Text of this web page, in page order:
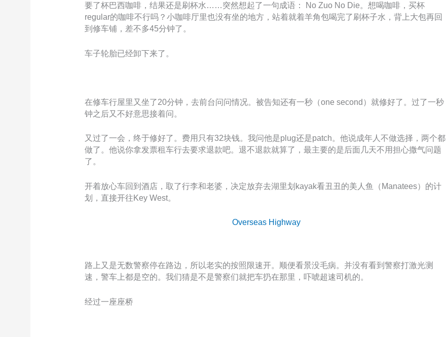
要了杯巴西咖啡，结果还是刷杯水……突然想起了一句成语： No Zuo No Die。想喝咖啡，买杯
regular的咖啡不行吗？小咖啡厅里也没有坐的地方，站着就着羊角包喝完了刷杯子水，背上大包再回
到修车铺，差不多45分钟了。
车子轮胎已经卸下来了。
在修车行屋里又坐了20分钟，去前台问问情况。被告知还有一秒（one second）就修好了。过了一秒
钟之后又不好意思接着问。
又过了一会，终于修好了。费用只有32块钱。我问他是plug还是patch。他说成年人不做选择，两个都
做了。他说你拿发票租车行去要求退款吧。退不退款就算了，最主要的是后面几天不用担心撒气问题
了。
开着放心车回到酒店，取了行李和老婆，决定放弃去湖里划kayak看丑丑的美人鱼（Manatees）的计
划，直接开往Key West。
Overseas Highway
路上又是无数警察停在路边，所以老实的按照限速开。顺便看景没毛病。并没有看到警察打激光测
速，警车上都是空的。我们猜是不是警察们就把车扔在那里，吓唬超速司机的。
经过一座座桥